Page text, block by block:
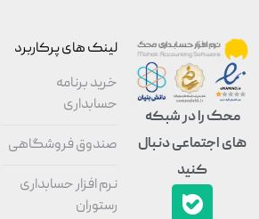
محک را در شبکه
های اجتماعی دنبال
کنید
لینک های پرکاربرد
خرید برنامه
حسابداری
صندوق فروشگاهی
نرم افزار حسابداری
رستوران